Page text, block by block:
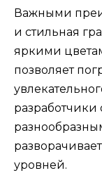
Важными
и стильная
яркими
позволяет
уровней.